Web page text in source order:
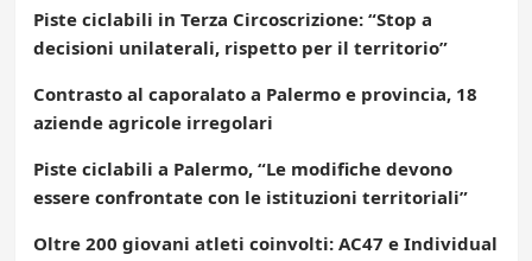
Piste ciclabili in Terza Circoscrizione: “Stop a
decisioni unilaterali, rispetto per il territorio”
Contrasto al caporalato a Palermo e provincia, 18
aziende agricole irregolari
Piste ciclabili a Palermo, “Le modifiche devono
essere confrontate con le istituzioni territoriali”
Oltre 200 giovani atleti coinvolti: AC47 e Individual